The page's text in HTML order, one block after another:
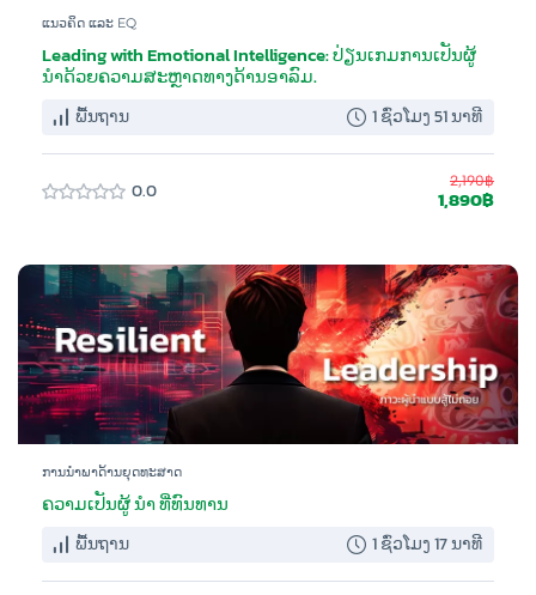
ແນວຄິດ ແລະ EQ
Leading with Emotional Intelligence: ປ່ຽນເກມການເປັນຜູ້
ນໍາດ້ວຍຄວາມສະຫຼາດທາງດ້ານອາລົມ.
ພື້ນຖານ 1 ຊົ່ວໂມງ 51 ນາທີ
0.0 2,190฿
1,890฿
ການນຳພາດ້ານຍຸດທະສາດ
ຄວາມເປັນຜູ້ ນຳ ທີ່ທົນທານ
ພື້ນຖານ 1 ຊົ່ວໂມງ 17 ນາທີ